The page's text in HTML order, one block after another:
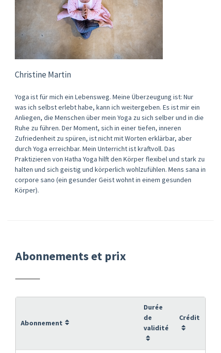
Christine Martin
Yoga ist für mich ein Lebensweg. Meine Überzeugung ist: Nur
was ich selbst erlebt habe, kann ich weitergeben. Es ist mir ein
Anliegen, die Menschen über mein Yoga zu sich selber und in die
Ruhe zu führen. Der Moment, sich in einer tiefen, inneren
Zufriedenheit zu spüren, ist nicht mit Worten erklärbar, aber
durch Yoga erreichbar.​ Mein Unterricht ist kraftvoll. Das
Praktizieren von Hatha Yoga hilft den Körper flexibel und stark zu
halten und sich geistig und körperlich wohlzufühlen. Mens sana in
corpore sano (ein gesunder Geist wohnt in einem gesunden
Körper).
Abonnements et prix
Abonnement
Durée
de
validité
Crédit